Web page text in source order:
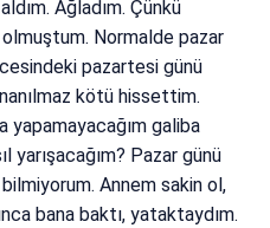
Ağladım. Çünkü
Normalde pazar
pazartesi günü
kötü hissettim.
yapamayacağım galiba
yarışacağım? Pazar günü
Annem sakin ol,
bana baktı, yataktaydım.